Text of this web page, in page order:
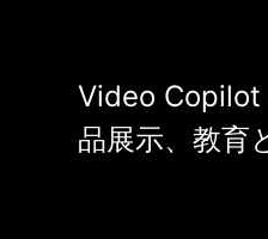
Video Copilot
品展示、教育